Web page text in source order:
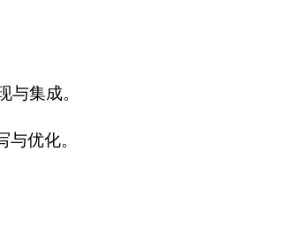
与集成。
优化。